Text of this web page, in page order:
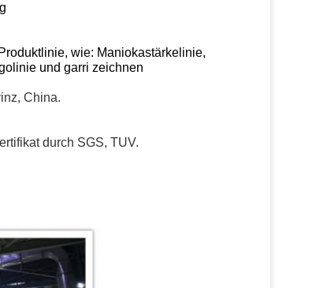
Produktlinie, wie: Maniokastärkelinie,
und garri zeichnen
China.
durch SGS, TUV.